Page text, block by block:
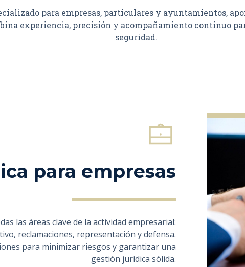
para empresas, particulares y ayuntamientos,
experiencia, precisión y acompañamiento continuo
seguridad.
para empresas
las áreas clave de la actividad empresarial:
reclamaciones, representación y defensa.
para minimizar riesgos y garantizar una
gestión jurídica sólida.